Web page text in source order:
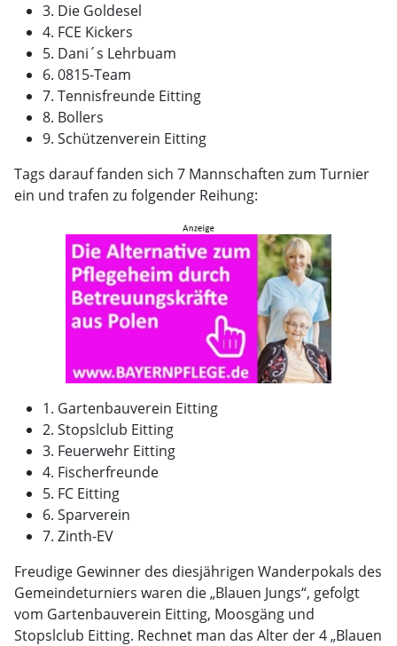
3. Die Goldesel
4. FCE Kickers
5. Dani´s Lehrbuam
6. 0815-Team
7. Tennisfreunde Eitting
8. Bollers
9. Schützenverein Eitting
Tags darauf fanden sich 7 Mannschaften zum Turnier
ein und trafen zu folgender Reihung:
1. Gartenbauverein Eitting
2. Stopslclub Eitting
3. Feuerwehr Eitting
4. Fischerfreunde
5. FC Eitting
6. Sparverein
7. Zinth-EV
Freudige Gewinner des diesjährigen Wanderpokals des
Gemeindeturniers waren die „Blauen Jungs“, gefolgt
vom Gartenbauverein Eitting, Moosgäng und
Stopslclub Eitting. Rechnet man das Alter der 4 „Blauen